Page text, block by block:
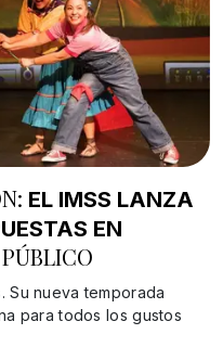
EL IMSS LANZA
EN
Su nueva temporada
para todos los gustos